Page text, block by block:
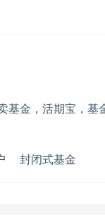
金，活期宝，
封闭式基金